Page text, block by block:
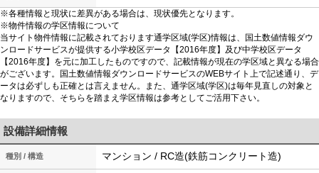
※各種情報と現状に差異がある場合は、現状優先となります。
※物件情報の学区情報について
当サイト物件情報に記載されております通学区域(学区)情報は、国土数値情報ダウ
ンロードサービスが提供する小学校区データ【2016年度】及び中学校区データ
【2016年度】を元に加工したものですので、記載情報が現在の学区域と異なる場合
がございます。国土数値情報ダウンロードサービスのWEBサイト上で記述通り、デ
ータは必ずしも正確とは言えません。また、通学区域(学区)は毎年見直しの対象と
なりますので、そちらを踏まえ学区情報は参考としてご活用下さい。
設備詳細情報
種別 / 構造 マンション / RC造(鉄筋コンクリート造)